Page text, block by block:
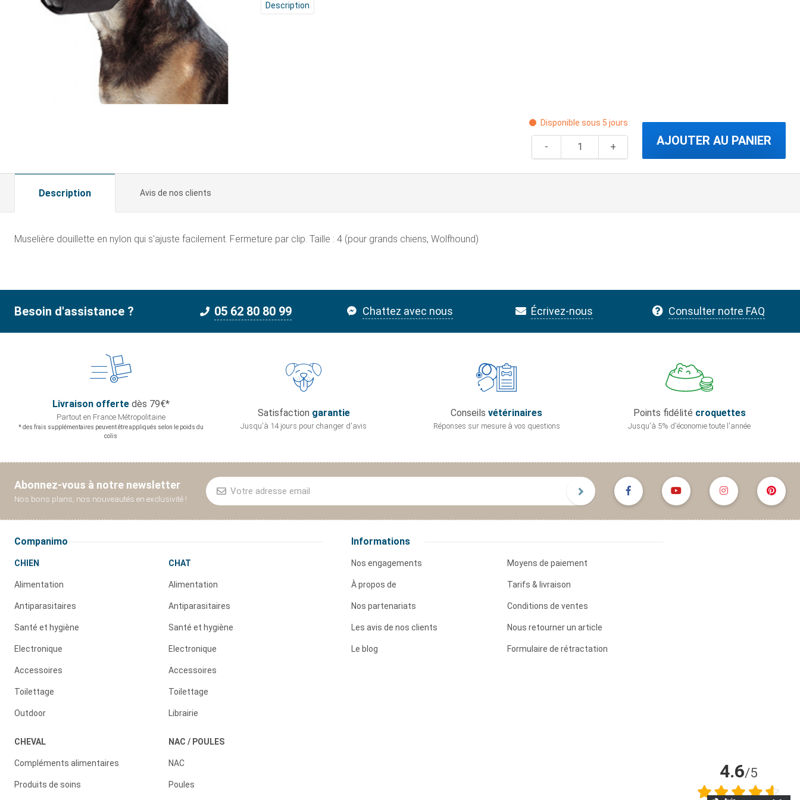
Description
Disponible sous 5 jours
AJOUTER AU PANIER
Description Avis de nos clients
Muselière douillette en nylon qui s'ajuste facilement. Fermeture par clip. Taille : 4 (pour grands chiens, Wolfhound)
Besoin d'assistance ? 05 62 80 80 99 Chattez avec nous Écrivez-nous Consulter notre FAQ
Livraison offertedès 79€*
Partout en France Métropolitaine
* des frais supplémentaires peuvent être appliqués selon le poids du
colis
Satisfaction garantie
Jusqu'à 14 jours pour changer d'avis
Conseils vétérinaires
Réponses sur mesure à vos questions
Points fidélité croquettes
Jusqu'à 5% d'économie toute l'année
Abonnez-vous à notre newsletter
Nos bons plans, nos nouveautés en exclusivité !
Companimo
CHIEN
Alimentation
Antiparasitaires
Santé et hygiène
Electronique
Accessoires
Toilettage
Outdoor
CHEVAL
Compléments alimentaires
Produits de soins
CHAT
Alimentation
Antiparasitaires
Santé et hygiène
Electronique
Accessoires
Toilettage
Librairie
NAC / POULES
NAC
Poules
Informations
Nos engagements
À propos de
Nos partenariats
Les avis de nos clients
Le blog
Moyens de paiement
Tarifs & livraison
Conditions de ventes
Nous retourner un article
Formulaire de rétractation
4.6/5